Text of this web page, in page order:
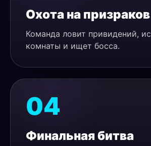
Охота на призраков
Команда ловит привидений,
комнаты и ищет босса.
04
Финальная битва